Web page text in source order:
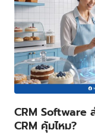
CRM Software
CRM คุ้มไหม?